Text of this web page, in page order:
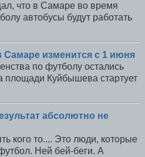
что в Самаре во время
автобусы будут работать
Самаре изменится с 1 июня
по футболу остались
площади Куйбышева стартует
абсолютно не
кого то.... Это люди, которые
Ней бей-беги. А